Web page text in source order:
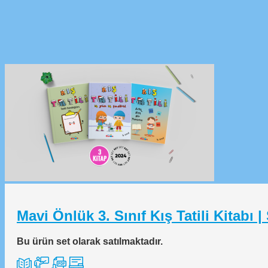
Mavi Önlük 3. Sınıf Kış Tatili Kitabı
Bu ürün set olarak satılmaktadır.